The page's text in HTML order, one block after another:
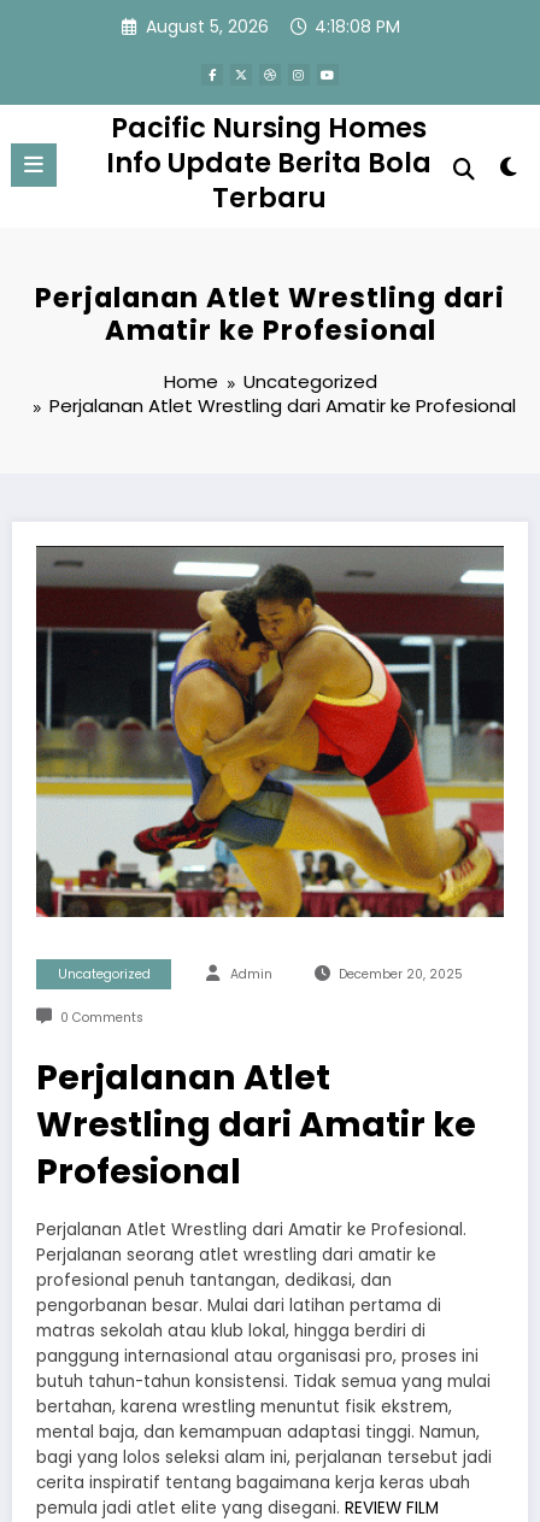
August 5, 2026 4:18:09 PM
Pacific Nursing Homes
Info Update Berita Bola
Terbaru
Perjalanan Atlet Wrestling dari
Amatir ke Profesional
Home
Uncategorized
Perjalanan Atlet Wrestling dari Amatir ke Profesional
Uncategorized Admin December 20, 2025
0 Comments
Perjalanan Atlet
Wrestling dari Amatir ke
Profesional
Perjalanan Atlet Wrestling dari Amatir ke Profesional.
Perjalanan seorang atlet wrestling dari amatir ke
profesional penuh tantangan, dedikasi, dan
pengorbanan besar. Mulai dari latihan pertama di
matras sekolah atau klub lokal, hingga berdiri di
panggung internasional atau organisasi pro, proses ini
butuh tahun-tahun konsistensi. Tidak semua yang mulai
bertahan, karena wrestling menuntut fisik ekstrem,
mental baja, dan kemampuan adaptasi tinggi. Namun,
bagi yang lolos seleksi alam ini, perjalanan tersebut jadi
cerita inspiratif tentang bagaimana kerja keras ubah
pemula jadi atlet elite yang disegani. REVIEW FILM